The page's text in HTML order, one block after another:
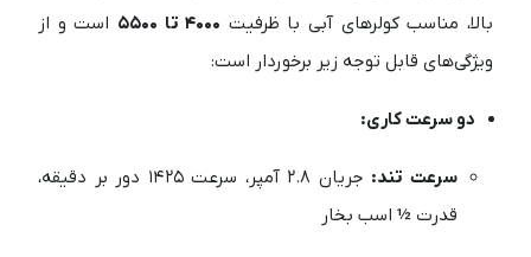
بالا، مناسب کولرهای آبی با ظرفیت ۴۰۰۰ تا ۵۵۰۰
است و از
ویژگی‌های قابل توجه زیر برخوردار است:
دو سرعت کاری:
سرعت تند:
جریان ۲.۸ آمپر، سرعت ۱۴۲۵ دور بر دقیقه،
قدرت ½ اسب بخار